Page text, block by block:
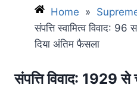
Home »
संपत्ति स्वामित्व विवाद: 96
दिया अंतिम फैसला
संपत्ति विवाद: 1929 से